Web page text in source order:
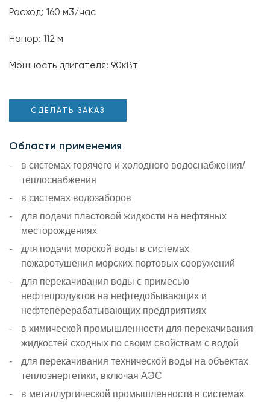
Расход: 160 м3/час
Напор: 112 м
Мощность двигателя: 90кВт
СДЕЛАТЬ ЗАКАЗ
Области применения
в системах горячего и холодного водоснабжения/
теплоснабжения
в системах водозаборов
для подачи пластовой жидкости на нефтяных
месторождениях
для подачи морской воды в системах
пожаротушения морских портовых сооружений
для перекачивания воды с примесью
нефтепродуктов на нефтедобывающих и
нефтеперерабатывающих предприятиях
в химической промышленности для перекачивания
жидкостей сходных по своим свойствам с водой
для перекачивания технической воды на объектах
теплоэнергетики, включая АЭС
в металлургической промышленности в системах